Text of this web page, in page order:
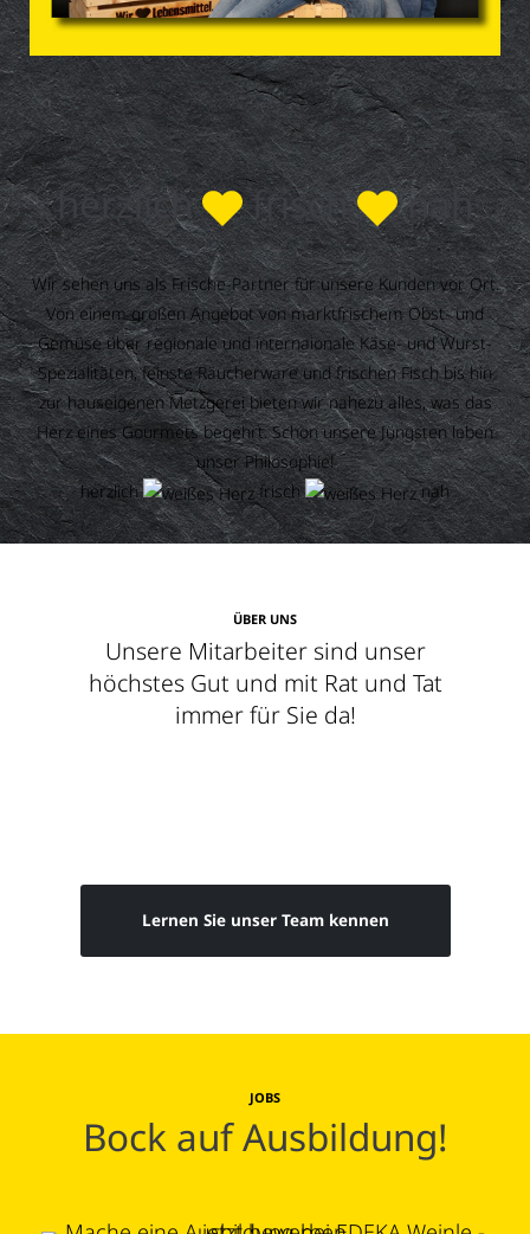
herzlich frisch nah
Wir sehen uns als Frische-Partner für unsere Kunden vor Ort.
Von einem großen Angebot von marktfrischem Obst- und
Gemüse über regionale und internaionale Käse- und Wurst-
Spezialitäten, feinste Räucherware und frischen Fisch bis hin
zur hauseigenen Metzgerei bieten wir nahezu alles, was das
Herz eines Gourmets begehrt. Schon unsere Jüngsten leben
unser Philosophie!
herzlich
frisch nah
ÜBER UNS
Unsere Mitarbeiter sind unser
höchstes Gut und mit Rat und Tat
immer für Sie da!
Lernen Sie unser Team kennen
JOBS
Bock auf Ausbildung!